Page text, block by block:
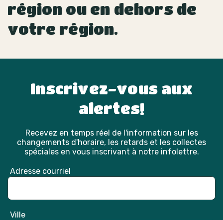
région ou en dehors de
votre région.
Inscrivez-vous aux
alertes!
Recevez en temps réel de l'information sur les
changements d'horaire, les retards et les collectes
spéciales en vous inscrivant à notre infolettre.
Adresse courriel
Ville